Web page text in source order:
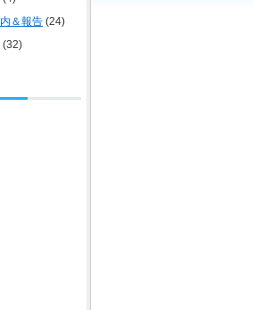
＆報告 (24)
(32)